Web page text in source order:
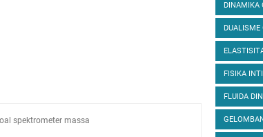
spektrometer massa
DINAMIKA
DUALISME
FISIKA INTI
FLUIDA